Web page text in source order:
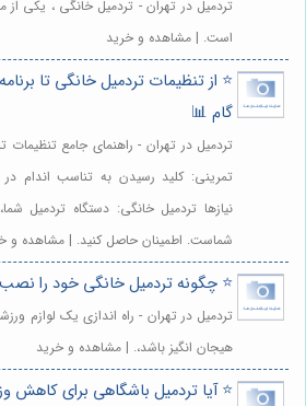
تردمیل در تهران - تردمیل خانگی ، یکی
است. | مشاهده و خرید
⭐️ از تنظیمات تردمیل خانگی تا
گام 📊
تردمیل در تهران - راهنمای جامع تنظیمات
تمرینی: کلید رسیدن به تناسب اندام
نیازها تردمیل خانگی: دستگاه تردمیل
شماست. اطمینان حاصل کنید. | مشاهده و
⭐️ چگونه تردمیل خانگی خود را نصب
تردمیل در تهران - راه اندازی یک لوازم
هیجان انگیز باشد،. | مشاهده و خرید
⭐️ آیا تردمیل باشگاهی برای